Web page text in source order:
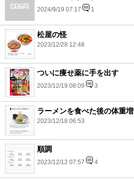
2024/9/19 07:17 1
松屋の怪
2023/12/28 12:48
ついに痩せ薬に手を出す
2023/12/19 08:09 3
ラーメンを食べた後の体重増
2023/12/18 06:53
順調
2023/12/12 07:57 4